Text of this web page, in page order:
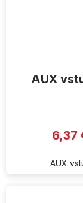
AUX
6,37
AUX